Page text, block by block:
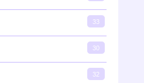
33
30
32